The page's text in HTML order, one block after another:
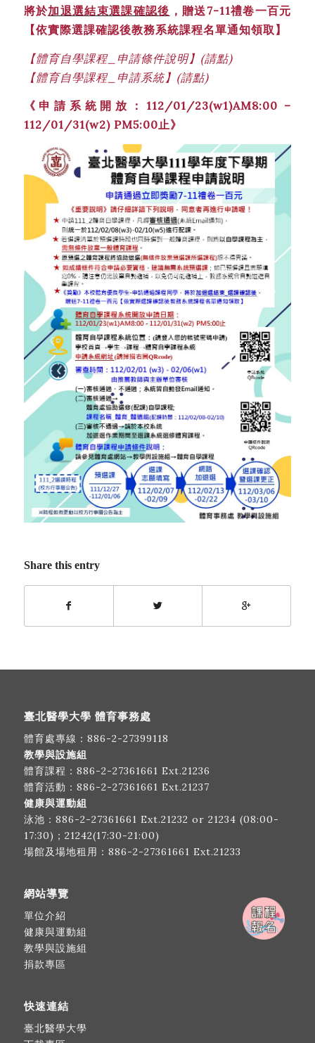
將於加退選結束選課確認後 ， 贈送7-11禮卷一百元
【依實際選課確認後教務系統課程名單通知領取 】
【體育自學課程_申請條件說明】(請點)
【體育自學課程_申請系統】(請點)
《申請系統開放：112/01/23(w1)AM8:00 –
112/01/31(w2) PM5:00止》
Share this entry
臺北醫學大學 體育事務處
體育處專線： 886-2-27399118
教學與設施組
體育課程： 886-2-27361661 Ext.21236
體育活動： 886-2-27361661 Ext.21237
健康與運動組
泳池： 886-2-27361661 Ext.21232 or 21234 (08:00-
17:30)；21242(17:30-21:00)
場館及場地租用： 886-2-27361661 Ext.21233
網站導覽
單位介紹
健康與運動組
教學與設施組
捐款專區
快速連結
臺北醫學大學